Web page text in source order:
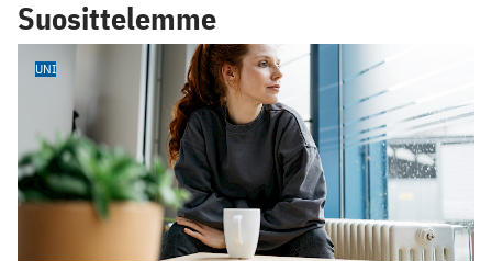
Suosittelemme
UNI